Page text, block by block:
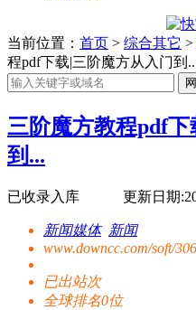
当前位置： 首页 > 综合其它 >
程pdf下载|三阶魔方从入门到
三阶魔方教程pdf下
到...
已收录入库 更新日期
新闻媒体 新闻
www.downcc.com/soft/
已出站次
全球排名0位